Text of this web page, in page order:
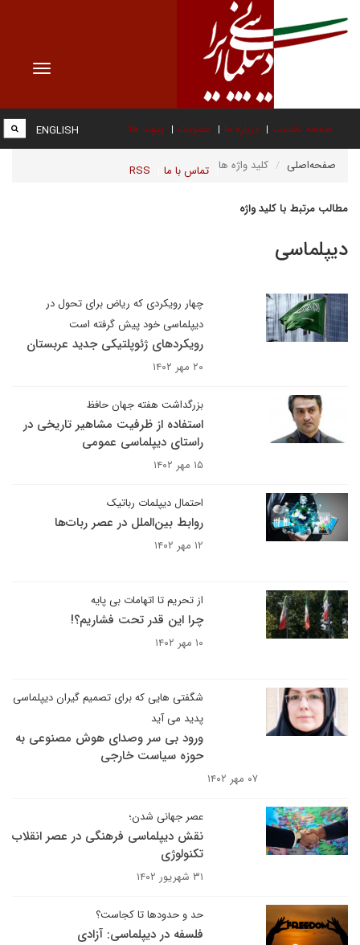
Toggle
صفحه نخست درباره ما عضویت پیوند ها
تماس با ما RSS
ENGLISH
صفحه‌اصلی کلید واژه ها
مطالب مرتبط با کلید واژه
دیپلماسی
چهار رویکردی که ریاض برای تحول در
دیپلماسی خود پیش گرفته است
رویکردهای ژئوپلتیکی جدید عربستان
۲۰ مهر ۱۴۰۲
بزرگداشت هفته جهان حافظ
استفاده از ظرفیت مشاهیر تاریخی در
راستای دیپلماسی عمومی
۱۵ مهر ۱۴۰۲
احتمال دیپلمات رباتیک
روابط بین‌الملل در عصر ربات‌ها
۱۲ مهر ۱۴۰۲
از تحریم تا اتهامات بی پایه
چرا این قدر تحت فشاریم؟!
۱۰ مهر ۱۴۰۲
شگفتی هایی که برای تصمیم گیران دیپلماسی
پدید می آید
ورود بی سر وصدای هوش مصنوعی به
حوزه سیاست خارجی
۰۷ مهر ۱۴۰۲
عصر جهانی شدن؛
نقش دیپلماسی فرهنگی در عصر انقلاب
تکنولوژی
۳۱ شهریور ۱۴۰۲
حد و حدودها تا کجاست؟
فلسفه در دیپلماسی: آزادی